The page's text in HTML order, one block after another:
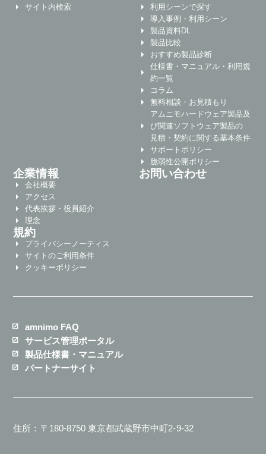
サイト内検索
利用シーンで探す
導入事例・利用シーン
製品資料DL
製品比較
おすすめ製品診断
仕様書・マニュアル・利用規
約一覧
コラム
無料相談・お見積もり
アムニモハードウェア製品及
び関連ソフトウェア製品の
見積・契約に関する基本条件
サポートポリシー
脆弱性公開ポリシー
企業情報
会社概要
アクセス
代表挨拶・役員紹介
理念
お問い合わせ
規約
プライバシーノーティス
サイトのご利用条件
クッキーポリシー
amnimo FAQ
サービス管理ポータル
製品仕様書・マニュアル
パートナーサイト
住所：〒180-8750 東京都武蔵野市中町2-9-32